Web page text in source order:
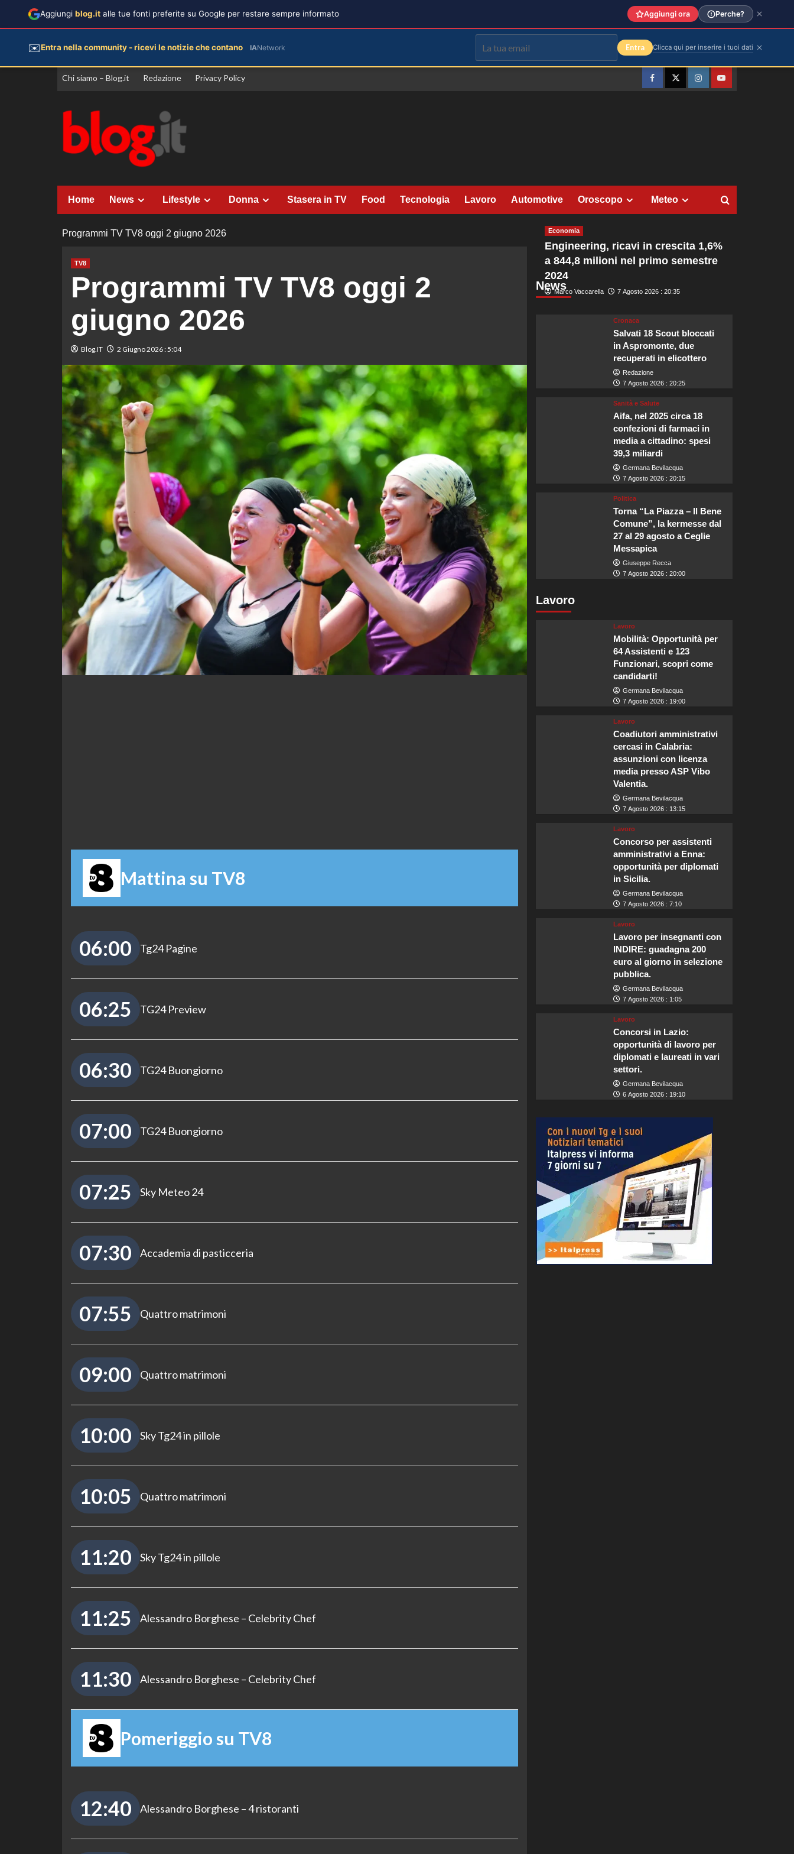
Vai
Chi siamo – Blog.it Redazione Privacy Policy
FacebookTwitterInstagramYouTube
Home News Lifestyle Donna Stasera in TV Food Tecnologia Lavoro Automotive Oroscopo Meteo
Programmi TV TV8 oggi 2 giugno 2026
TV8
Programmi TV TV8 oggi 2
giugno 2026
Blog.IT 2 Giugno 2026 : 5:04
Mattina su TV8
06:00 Tg24 Pagine
06:25 TG24 Preview
06:30 TG24 Buongiorno
07:00 TG24 Buongiorno
07:25 Sky Meteo 24
07:30 Accademia di pasticceria
07:55 Quattro matrimoni
09:00 Quattro matrimoni
10:00 Sky Tg24 in pillole
10:05 Quattro matrimoni
11:20 Sky Tg24 in pillole
11:25 Alessandro Borghese – Celebrity Chef
11:30 Alessandro Borghese – Celebrity Chef
Pomeriggio su TV8
12:40 Alessandro Borghese – 4 ristoranti
News
Economia
Engineering, ricavi in crescita 1,6%
a 844,8 milioni nel primo semestre
2024
Marco Vaccarella 7 Agosto 2026 : 20:35
Cronaca
Salvati 18 Scout bloccati
in Aspromonte, due
recuperati in elicottero
Redazione
7 Agosto 2026 : 20:25
Sanità e Salute
Aifa, nel 2025 circa 18
confezioni di farmaci in
media a cittadino: spesi
39,3 miliardi
Germana Bevilacqua
7 Agosto 2026 : 20:15
Politica
Torna “La Piazza – Il Bene
Comune”, la kermesse dal
27 al 29 agosto a Ceglie
Messapica
Giuseppe Recca
7 Agosto 2026 : 20:00
Lavoro
Lavoro
Mobilità: Opportunità per
64 Assistenti e 123
Funzionari, scopri come
candidarti!
Germana Bevilacqua
7 Agosto 2026 : 19:00
Lavoro
Coadiutori amministrativi
cercasi in Calabria:
assunzioni con licenza
media presso ASP Vibo
Valentia.
Germana Bevilacqua
7 Agosto 2026 : 13:15
Lavoro
Concorso per assistenti
amministrativi a Enna:
opportunità per diplomati
in Sicilia.
Germana Bevilacqua
7 Agosto 2026 : 7:10
Lavoro
Lavoro per insegnanti con
INDIRE: guadagna 200
euro al giorno in selezione
pubblica.
Germana Bevilacqua
7 Agosto 2026 : 1:05
Lavoro
Concorsi in Lazio:
opportunità di lavoro per
diplomati e laureati in vari
settori.
Germana Bevilacqua
6 Agosto 2026 : 19:10
Aggiungi blog.it alle tue fonti preferite su Google per restare sempre informato Aggiungi ora Perche?
✉️Entra nella community - ricevi le notizie che contano IANetwork Entra Clicca qui per inserire i tuoi dati